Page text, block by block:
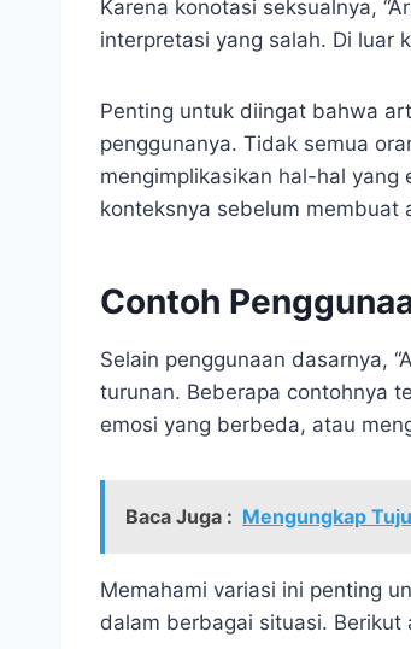
Karena konotasi seksualnya,
interpretasi yang salah. Di luar
Penting untuk diingat bahwa
penggunanya. Tidak semua
mengimplikasikan hal-hal
konteksnya sebelum membuat
Contoh
Selain penggunaan dasarnya,
turunan. Beberapa contohnya
emosi yang berbeda, atau
Baca Juga : Mengungkap
Memahami variasi ini penting
dalam berbagai situasi.